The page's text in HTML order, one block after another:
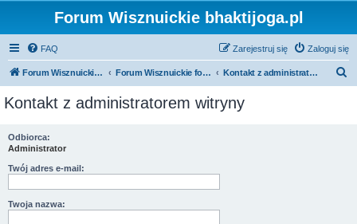
Forum Wisznuickie bhaktijoga.pl
FAQ Zaloguj się
Zarejestruj się
Forum Wisznuickie forum.bhaktijoga.pl Forum Wisznuickie forum.bhaktijoga.pl Kontakt z administratorem witryny
Kontakt z administratorem witryny
Odbiorca:
Administrator
Twój adres e-mail:
Twoja nazwa: